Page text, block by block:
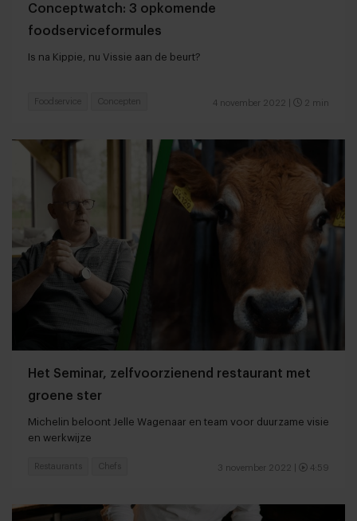
Conceptwatch: 3 opkomende
foodserviceformules
Is na Kippie, nu Vissie aan de beurt?
4 november 2022 2 min
Foodservice Concepten
Het Seminar, zelfvoorzienend restaurant met
groene ster
Michelin beloont Jelle Wagenaar en team voor duurzame visie
en werkwijze
3 november 2022 4:59
Restaurants Chefs